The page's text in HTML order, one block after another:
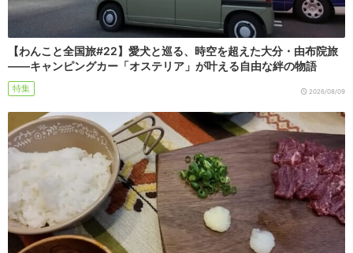
【わんこと全国旅#22】愛犬と巡る、時空を超えた大分・由布院旅
――キャンピングカー「オステリア」が叶える自由な絆の物語
特集 2026/08/09